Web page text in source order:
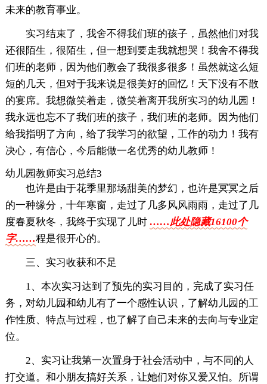
未来的教育事业。
实习结束了，我舍不得我们班的孩子，虽然他们对我
还很陌生，很陌生，但一想到要走我就想哭！我舍不得我
们班的老师，因为他们教会了我很多很多！虽然就这么短
短的几天，但对于我来说是很美好的回忆！天下没有不散
的宴席。我想微笑着走，微笑着离开我所实习的幼儿园！
我永远也忘不了我们班的孩子，我们班的老师。因为他们
给我指明了方向，给了我学习的欲望，工作的动力！我有
决心，有信心，今后能做一名优秀的幼儿教师！
幼儿园教师实习总结3
也许是由于花季里那场甜美的梦幻，也许是冥冥之后
的一种缘分，十年寒窗，走过了几多风风雨雨，走过了几
度春夏秋冬，我终于实现了儿时 ……此处隐藏16100个
字……程是很开心的。
三、实习收获和不足
1、本次实习达到了预先的实习目的，完成了实习任
务，对幼儿园和幼儿有了一个感性认识，了解幼儿园的工
作性质、特点与过程，也了解了自己未来的去向与专业定
位。
2、实习让我第一次置身于社会活动中，与不同的人
打交道。和小朋友搞好关系，让她们对你又爱又怕。所谓